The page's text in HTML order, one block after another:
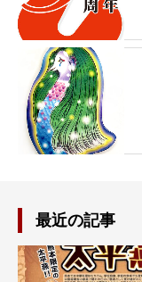
最近の記事